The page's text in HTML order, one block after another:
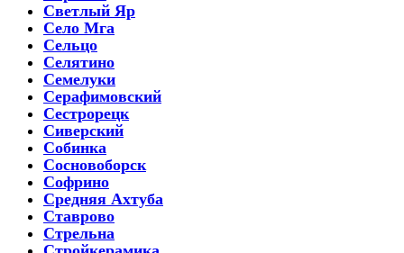
Светлый Яр
Село Мга
Сельцо
Селятино
Семелуки
Серафимовский
Сестрорецк
Сиверский
Собинка
Сосновоборск
Софрино
Средняя Ахтуба
Ставрово
Стрельна